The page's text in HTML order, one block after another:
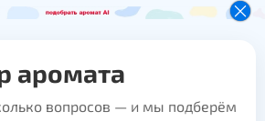
аромата
вопросов — и мы подберём